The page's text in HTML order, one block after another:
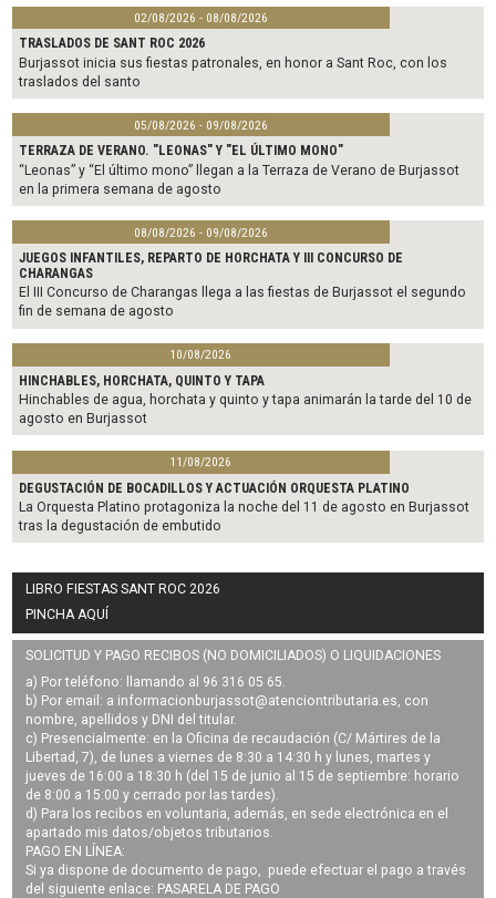
02/08/2026 - 08/08/2026
TRASLADOS DE SANT ROC 2026
Burjassot inicia sus fiestas patronales, en honor a Sant Roc, con los
traslados del santo
05/08/2026 - 09/08/2026
TERRAZA DE VERANO. "LEONAS" Y "EL ÚLTIMO MONO"
“Leonas” y “El último mono” llegan a la Terraza de Verano de Burjassot
en la primera semana de agosto
08/08/2026 - 09/08/2026
JUEGOS INFANTILES, REPARTO DE HORCHATA Y III CONCURSO DE
CHARANGAS
El III Concurso de Charangas llega a las fiestas de Burjassot el segundo
fin de semana de agosto
10/08/2026
HINCHABLES, HORCHATA, QUINTO Y TAPA
Hinchables de agua, horchata y quinto y tapa animarán la tarde del 10 de
agosto en Burjassot
11/08/2026
DEGUSTACIÓN DE BOCADILLOS Y ACTUACIÓN ORQUESTA PLATINO
La Orquesta Platino protagoniza la noche del 11 de agosto en Burjassot
tras la degustación de embutido
LIBRO FIESTAS SANT ROC 2026
PINCHA AQUÍ
SOLICITUD Y PAGO RECIBOS (NO DOMICILIADOS) O LIQUIDACIONES
a) Por teléfono: llamando al 96 316 05 65.
b) Por email: a informacionburjassot@atenciontributaria.es , con
nombre, apellidos y DNI del titular.
c) Presencialmente: en la Oficina de recaudación (C/ Mártires de la
Libertad, 7), de lunes a viernes de 8:30 a 14:30 h y lunes, martes y
jueves de 16:00 a 18:30 h (del 15 de junio al 15 de septiembre: horario
de 8:00 a 15:00 y cerrado por las tardes).
d) Para los recibos en voluntaria, además, en sede electrónica en el
apartado mis datos/objetos tributarios.
PAGO EN LÍNEA:
Si ya dispone de documento de pago, puede efectuar el pago a través
del siguiente enlace: PASARELA DE PAGO